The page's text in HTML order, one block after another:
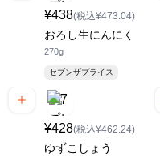
¥438(税込¥473.04)
おろし生にんにく
270g
セブンザプライス
¥428(税込¥462.24)
ゆずこしょう